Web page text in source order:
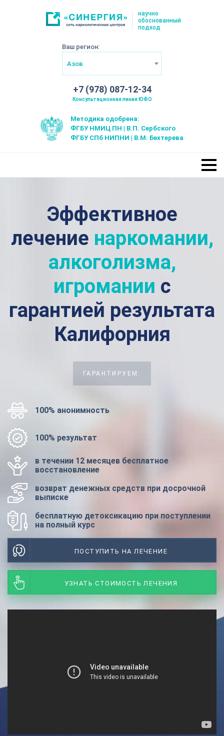
научно
обоснованный
подход
Ваш регион:
Азов
+7 (978) 087-12-34
Консультационная линия ЮФО
Методика одобрена:
ФГБУ НМИЦ ПН | В.П. Сербского
ФГБУ СПб НИПНИ | В.М. Бехтерева
Эффективное
лечение наркомании,
алкоголизма,
игромании с
гарантией результата
Калифорния
ГАРАНТИРУЕМ:
100% анонимность
100% результат
в течении 12 месяцев бесплатное
восстановление
возврат денежных средств при досрочной
выписке
бесплатную детоксикацию при поступлении
на полный курс
ПОСТУПИТЬ НА ЛЕЧЕНИЕ
УЗНАТЬ СТОИМОСТЬ ЛЕЧЕНИЯ